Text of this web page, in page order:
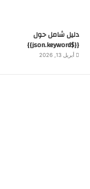
دليل شامل حول
{{$json.keyword}}
أبريل 13, 2026